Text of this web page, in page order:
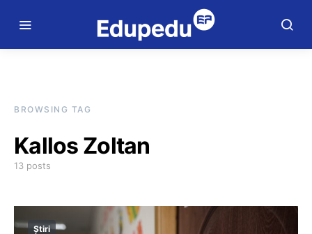
BROWSING TAG
Kallos Zoltan
13 posts
Știri